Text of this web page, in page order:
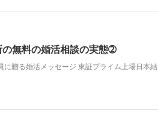
無料の婚活相談の実態➁
に贈る婚活メッセージ 東証プライム上場日本結